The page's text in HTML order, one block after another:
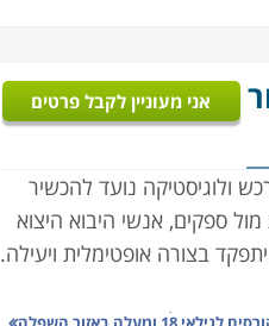
אני מעוניין לקבל פרטים
ולוגיסטיקה נועד להכשיר
ספקים, אנשי היבוא היצוא
בצורה אופטימלית ויעילה.
ניהול הצד הפיננסי,